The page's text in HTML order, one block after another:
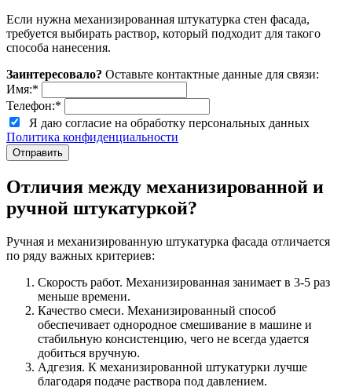
Если нужна механизированная штукатурка стен фасада,
требуется выбирать раствор, который подходит для такого
способа нанесения.
Заинтересовало? Оставьте контактные данные для связи:
Имя:*
Телефон:*
Я даю согласие на обработку персональных данных
Политика конфиденциальности
Отличия между механизированной и
ручной штукатуркой?
Ручная и механизированную штукатурка фасада отличается
по ряду важных критериев:
Скорость работ. Механизированная занимает в 3-5 раз
меньше времени.
Качество смеси. Механизированный способ
обеспечивает однородное смешивание в машине и
стабильную консистенцию, чего не всегда удается
добиться вручную.
Адгезия. К механизированной штукатурки лучше
благодаря подаче раствора под давлением.